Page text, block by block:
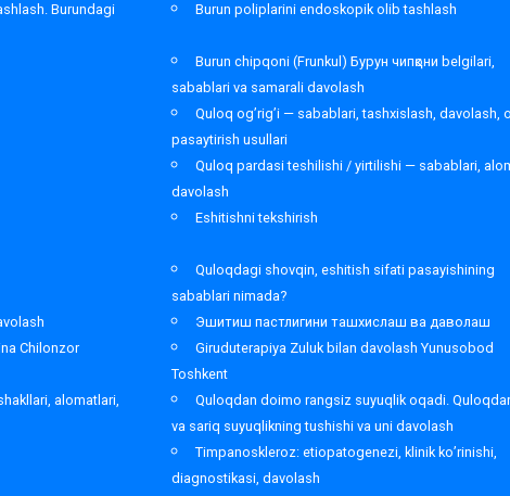
Burundagi
Burun poliplarini endoskopik olib tashlash
Burun chipqoni (Frunkul) Бурун чипқони belgilari,
sabablari va samarali davolash
Quloq og’rig’i — sabablari, tashxislash, davolash,
pasaytirish usullari
Quloq pardasi teshilishi / yirtilishi — sabablari,
davolash
Eshitishni tekshirish
Quloqdagi shovqin, eshitish sifati pasayishining
sabablari nimada?
Эшитиш пастлигини ташхислаш ва даволаш
Chilonzor
Giruduterapiya Zuluk bilan davolash Yunusobod
Toshkent
alomatlari,
Quloqdan doimo rangsiz suyuqlik oqadi.
va sariq suyuqlikning tushishi va uni davolash
Timpanoskleroz: etiopatogenezi, klinik ko’rinishi,
diagnostikasi, davolash